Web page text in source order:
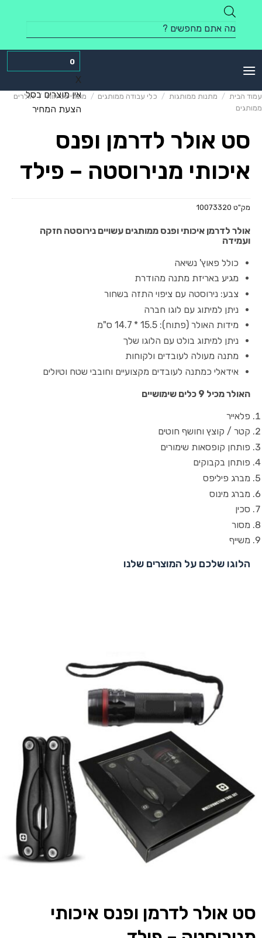
content
Products
search
0
X
אין מוצרים בסל
הצעת המחיר
עמוד הבית / מתנות ממותגות / כלי עבודה ממותגים / מוצרי בטיחות / אולרים
ממותגים
סט אולר לדרמן ופנס
איכותי מנירוסטה – פילד
מק"ט 10073320
אולר לדרמן איכותי ופנס ממותגים עשויים נירוסטה חזקה
ועמידה
כולל פאוץ' נשיאה
מגיע באריזת מתנה מהודרת
צבע: נירוסטה עם ציפוי התזה בשחור
ניתן למיתוג עם לוגו חברה
מידות האולר (פתוח): 15.5 * 14.7 ס"מ
ניתן למיתוג בולט עם הלוגו שלך
מתנה מעולה לעובדים ולקוחות
אידאלי כמתנה לעובדים מקצועיים וחובבי שטח וטיולים
האולר מכיל 9 כלים שימושיים
פלאייר
קטר / קוצץ וחושף חוטים
פותחן קופסאות שימורים
פותחן בקבוקים
מברג פיליפס
מברג מינוס
סכין
מסור
משייף
הלוגו שלכם על המוצרים שלנו
סט אולר לדרמן ופנס איכותי